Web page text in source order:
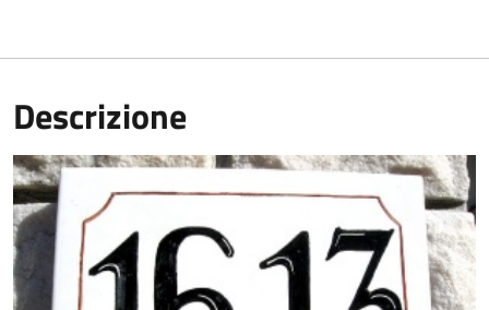
Descrizione